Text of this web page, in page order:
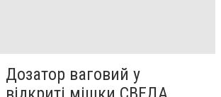
Дозатор ваговий у